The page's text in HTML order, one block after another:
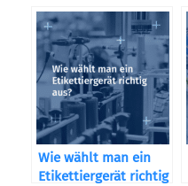
Weingüter und
Brauereien
Wie wählt man ein
Etikettiergerät richtig